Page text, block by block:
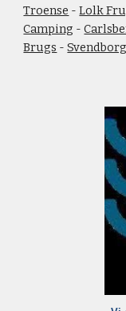
Troense -Lolk
Camping -
Brugs -